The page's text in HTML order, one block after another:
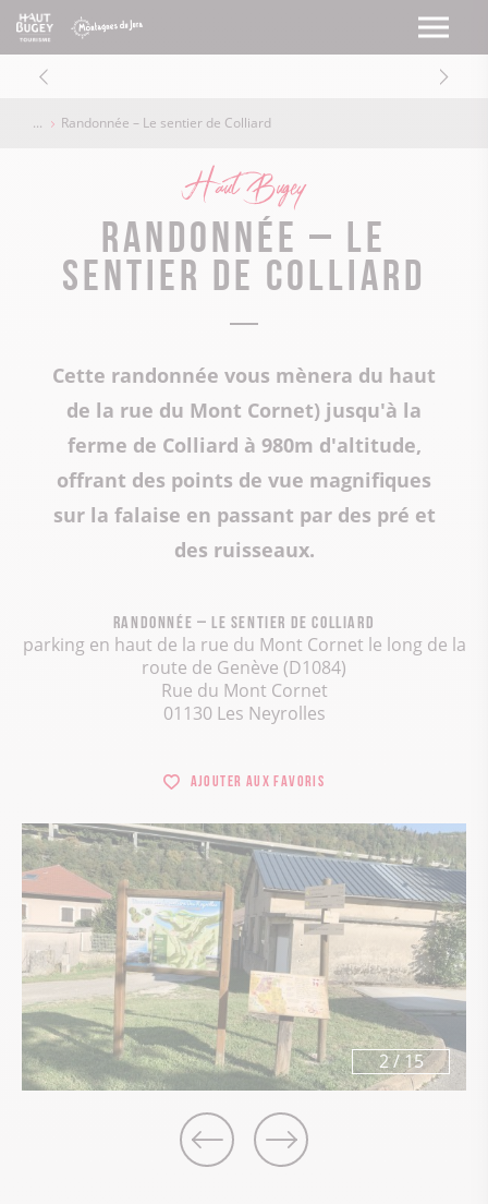
Randonnée – Le sentier de Colliard
Haut Bugey
Randonnée – Le
sentier de Colliard
Cette randonnée vous mènera du haut
de la rue du Mont Cornet) jusqu'à la
ferme de Colliard à 980m d'altitude,
offrant des points de vue magnifiques
sur la falaise en passant par des pré et
des ruisseaux.
Randonnée – Le sentier de Colliard
parking en haut de la rue du Mont Cornet le long de la
route de Genève (D1084)
Rue du Mont Cornet
01130 Les Neyrolles
Ajouter aux favoris
3 /15